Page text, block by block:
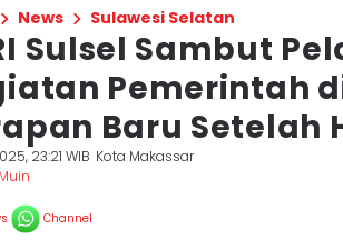
News Sulawesi Selatan
Sulsel Sambut
Pemerintah
Baru Setelah
23:21 WIB Kota Makassar
Channel